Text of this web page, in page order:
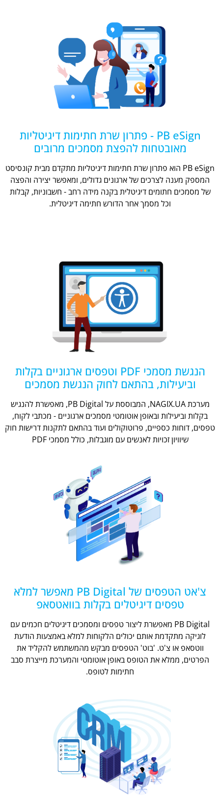
PB eSign - פתרון שרת חתימות דיגיטליות
מאובטחות להפצת מסמכים מרובים
PB eSign הוא פתרון שרת חתימות דיגיטליות מתקדם מבית קונסיסט
המספק מענה לצרכים של ארגונים גדולים, ומאפשר יצירה והפצה
של מסמכים חתומים דיגיטלית בקנה מידה רחב - חשבוניות, קבלות
וכל מסמך אחר הדורש חתימה דיגיטלית.
הנגשת מסמכי PDF וטפסים ארגוניים בקלות
וביעילות, בהתאם לחוק הנגשת מסמכים
מערכת NAGIX.UA, המבוססת על PB Digital, מאפשרת להנגיש
בקלות וביעילות ובאופן אוטומטי מסמכים ארגוניים - מכתבי לקוח,
טפסים, דוחות כספיים, פרוטוקולים ועוד בהתאם לתקנות דרישות חוק
שיוויון זכויות לאנשים עם מוגבלות, כולל מסמכי PDF
צ'אט הטפסים של PB Digital מאפשר למלא
טפסים דיגיטלים בקלות בוואטסאפ
PB Digital מאפשרת ליצור טפסים ומסמכים דיגיטלים חכמים עם
לוגיקה מתקדמת אותם יכולים הלקוחות למלא באמצעות הודעת
ווטסאפ או צ'ט. 'בוט' הטפסים מבקש מהמשתמש להקליד את
הפרטים, ממלא את הטופס באופן אוטומטי והמערכת מייצרת סבב
חתימות לטופס.